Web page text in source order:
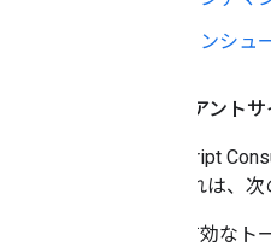
コンシ
クライアント
JavaScript
す。これは、
有効な